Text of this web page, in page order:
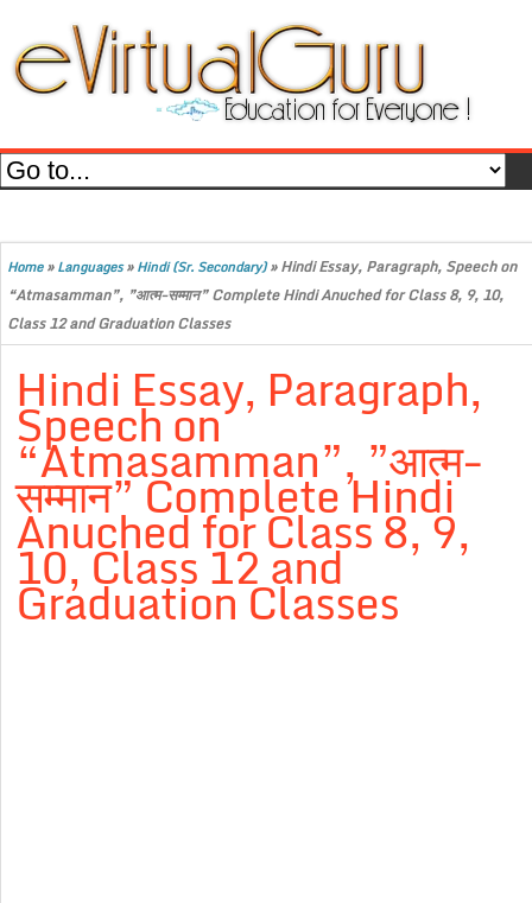
Home»Languages»Hindi (Sr. Secondary)»Hindi Essay, Paragraph, Speech on
“Atmasamman”, ”आत्म-सम्मान” Complete Hindi Anuched for Class 8, 9, 10,
Class 12 and Graduation Classes
Hindi Essay, Paragraph,
Speech on
“Atmasamman”, ”आत्म-
सम्मान” Complete Hindi
Anuched for Class 8, 9,
10, Class 12 and
Graduation Classes